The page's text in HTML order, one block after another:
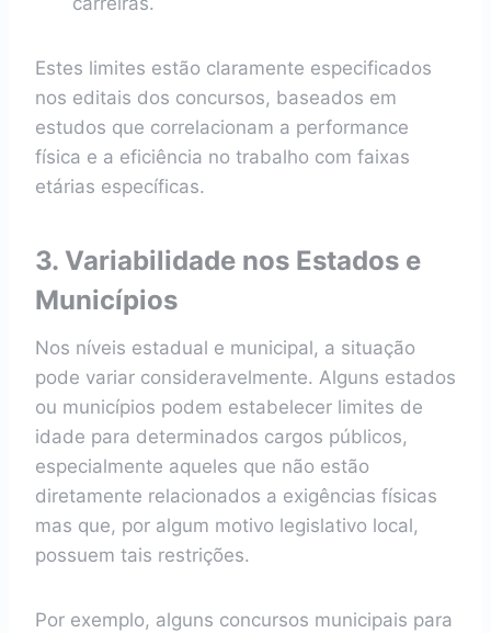
Estes limites estão claramente especificados
nos editais dos concursos, baseados em
estudos que correlacionam a performance
física e a eficiência no trabalho com faixas
etárias específicas.
3. Variabilidade nos Estados e
Municípios
Nos níveis estadual e municipal, a situação
pode variar consideravelmente. Alguns estados
ou municípios podem estabelecer limites de
idade para determinados cargos públicos,
especialmente aqueles que não estão
diretamente relacionados a exigências físicas
mas que, por algum motivo legislativo local,
possuem tais restrições.
Por exemplo, alguns concursos municipais para